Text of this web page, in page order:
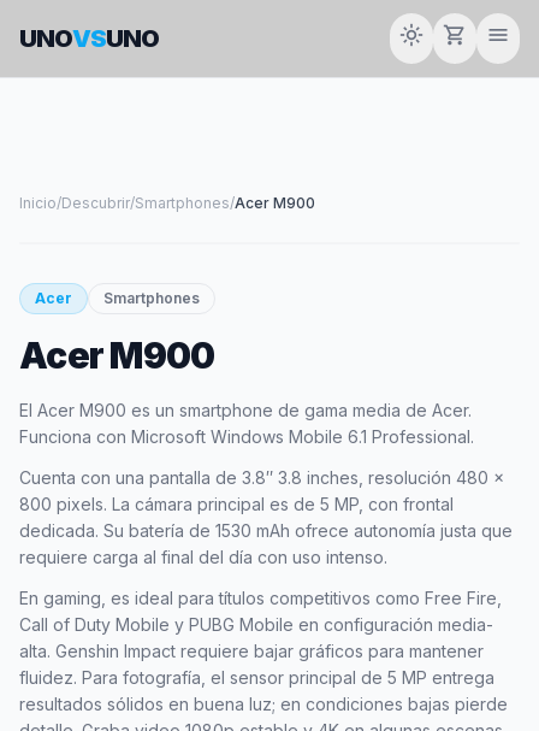
UNOVSUNO light_mode shopping_cart menu
Inicio/Descubrir/Smartphones/Acer M900
smartphone
ACER
Acer Smartphones
Acer M900
El Acer M900 es un smartphone de gama media de Acer.
Funciona con Microsoft Windows Mobile 6.1 Professional.
Cuenta con una pantalla de 3.8″ 3.8 inches, resolución 480 x
800 pixels. La cámara principal es de 5 MP, con frontal
dedicada. Su batería de 1530 mAh ofrece autonomía justa que
requiere carga al final del día con uso intenso.
En gaming, es ideal para títulos competitivos como Free Fire,
Call of Duty Mobile y PUBG Mobile en configuración media-
alta. Genshin Impact requiere bajar gráficos para mantener
fluidez. Para fotografía, el sensor principal de 5 MP entrega
resultados sólidos en buena luz; en condiciones bajas pierde